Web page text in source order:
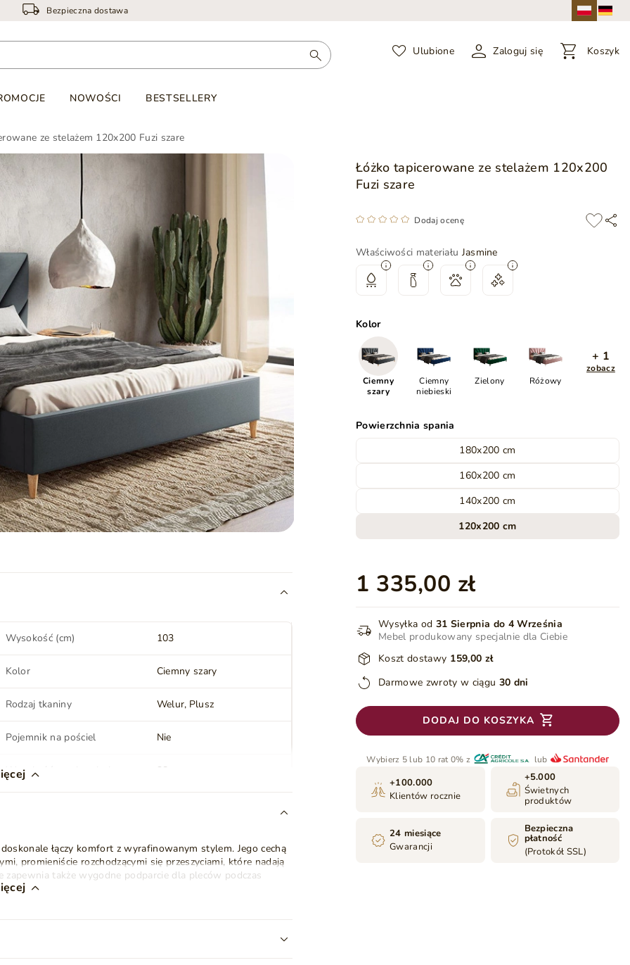
Bezpieczna dostawa
Ulubione Zaloguj się Koszyk
NOWOŚCI BESTSELLERY
ze stelażem 120x200 Fuzi szare
Łóżko tapicerowane ze stelażem 120x200
Fuzi szare
Dodaj ocenę
Właściwości materiału Jasmine
Kolor
Ciemny
szary
Ciemny
niebieski
Zielony Różowy
+ 1
zobacz
Powierzchnia spania
180x200 cm
160x200 cm
140x200 cm
120x200 cm
1 335,00 zł
Wysyłka od 31 Sierpnia do 4 Września
Mebel produkowany specjalnie dla Ciebie
Koszt dostawy 159,00 zł
Darmowe zwroty w ciągu 30 dni
DODAJ DO KOSZYKA
Wybierz 5 lub 10 rat 0% z lub
+100.000
Klientów rocznie
+5.000
Świetnych
produktów
24 miesiące
Gwarancji
Bezpieczna
płatność
(Protokół SSL)
Wysokość (cm) 103
Kolor Ciemny szary
Rodzaj tkaniny Welur Plusz
Pojemnik na pościel Nie
Wysokość powierzchni
spania (cm)
38
Kolor nóżek Sonoma
Styl Nowoczesny Loft
łączy komfort z wyrafinowanym stylem. Jego cechą
promieniście rozchodzącymi się przeszyciami, które nadają
także wygodne podparcie dla pleców podczas
jest bez materaca).